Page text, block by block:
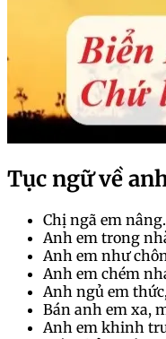
Tục ngữ về
Chị ngã em nâng.
Anh em trong
Anh em như
Anh em chém
Anh ngủ em
Bán anh em xa,
Anh em khinh